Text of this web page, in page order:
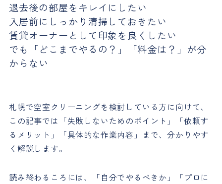
退去後の部屋をキレイにしたい
入居前にしっかり清掃しておきたい
賃貸オーナーとして印象を良くしたい
でも「どこまでやるの？」「料金は？」が分
からない
札幌で空室クリーニングを検討している方に向けて、
この記事では「失敗しないためのポイント」「依頼す
るメリット」「具体的な作業内容」まで、分かりやす
く解説します。
読み終わるころには、「自分でやるべきか」「プロに